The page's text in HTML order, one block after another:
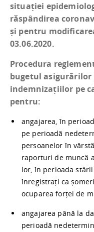
situației
răspândirea
și pentru
03.06.2020.
Procedura
bugetul asigurărilor
indemnizațiilor pe
pentru:
angajarea, în
pe perioadă
persoanelor în
raporturi de muncă
lor, în perioada
înregistrați ca
ocuparea forței de
angajarea până la
perioadă